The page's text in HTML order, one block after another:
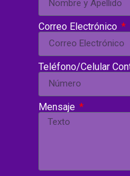
Correo Electrónico
Teléfono/Celular
Mensaje